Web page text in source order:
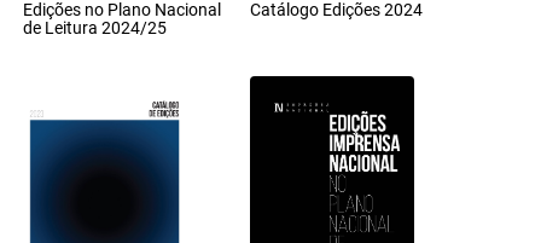
Edições no Plano Nacional
de Leitura 2024/25
Catálogo Edições 2024